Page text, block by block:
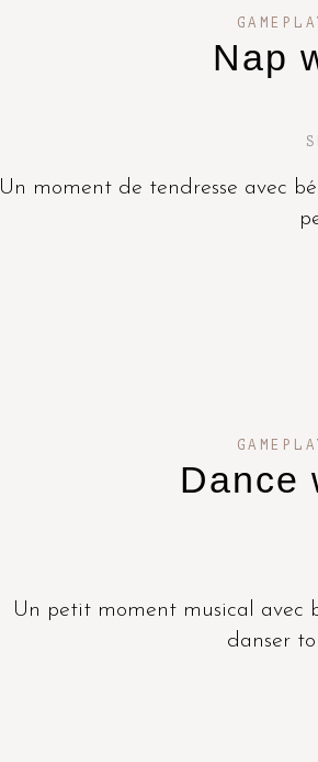
Nap
Un moment de tendresse avec
Dance
Un petit moment musical avec
danser